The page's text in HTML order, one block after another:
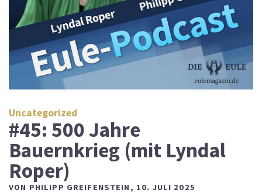
Uncategorized
#45: 500 Jahre
Bauernkrieg (mit Lyndal
Roper)
VON PHILIPP GREIFENSTEIN , 10. JULI 2025